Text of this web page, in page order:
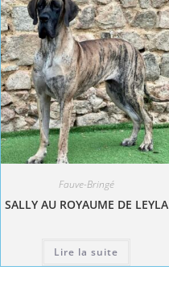
Fauve-Bringé
SALLY AU ROYAUME DE LEYLA
Lire la suite